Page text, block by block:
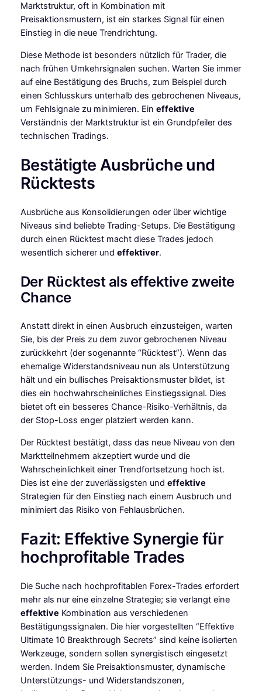
Marktstruktur, oft in Kombination mit
Preisaktionsmustern, ist ein starkes Signal für einen
Einstieg in die neue Trendrichtung.
Diese Methode ist besonders nützlich für Trader, die
nach frühen Umkehrsignalen suchen. Warten Sie immer
auf eine Bestätigung des Bruchs, zum Beispiel durch
einen Schlusskurs unterhalb des gebrochenen Niveaus,
um Fehlsignale zu minimieren. Ein effektive
Verständnis der Marktstruktur ist ein Grundpfeiler des
technischen Tradings.
Bestätigte Ausbrüche und
Rücktests
Ausbrüche aus Konsolidierungen oder über wichtige
Niveaus sind beliebte Trading-Setups. Die Bestätigung
durch einen Rücktest macht diese Trades jedoch
wesentlich sicherer und effektiver.
Der Rücktest als effektive zweite
Chance
Anstatt direkt in einen Ausbruch einzusteigen, warten
Sie, bis der Preis zu dem zuvor gebrochenen Niveau
zurückkehrt (der sogenannte “Rücktest”). Wenn das
ehemalige Widerstandsniveau nun als Unterstützung
hält und ein bullisches Preisaktionsmuster bildet, ist
dies ein hochwahrscheinliches Einstiegssignal. Dies
bietet oft ein besseres Chance-Risiko-Verhältnis, da
der Stop-Loss enger platziert werden kann.
Der Rücktest bestätigt, dass das neue Niveau von den
Marktteilnehmern akzeptiert wurde und die
Wahrscheinlichkeit einer Trendfortsetzung hoch ist.
Dies ist eine der zuverlässigsten und effektive
Strategien für den Einstieg nach einem Ausbruch und
minimiert das Risiko von Fehlausbrüchen.
Fazit: Effektive Synergie für
hochprofitable Trades
Die Suche nach hochprofitablen Forex-Trades erfordert
mehr als nur eine einzelne Strategie; sie verlangt eine
effektive Kombination aus verschiedenen
Bestätigungssignalen. Die hier vorgestellten “Effektive
Ultimate 10 Breakthrough Secrets” sind keine isolierten
Werkzeuge, sondern sollen synergistisch eingesetzt
werden. Indem Sie Preisaktionsmuster, dynamische
Unterstützungs- und Widerstandszonen,